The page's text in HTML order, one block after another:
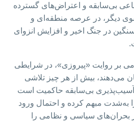
بی‌سابقه و اعتراض‌های گسترده
دیگر، در عرصه منطقه‌ای و
در جنگ اخیر و افزایش انزوای
بر روایت «پیروزی»، در شرایطی
می‌دهند، بیش از هر چیز تلاشی
بی‌سابقه حاکمیت است
به‌شدت مبهم کرده و احتمال ورود
بحران‌های سیاسی و نظامی را